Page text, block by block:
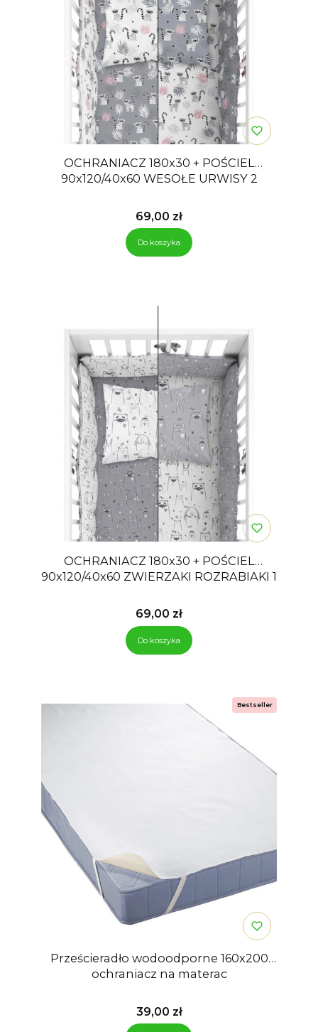
OCHRANIACZ 180x30 + POŚCIEL
90x120/40x60 WESOŁE URWISY 2
Cena
69,00 zł
Do koszyka
OCHRANIACZ 180x30 + POŚCIEL
90x120/40x60 ZWIERZAKI ROZRABIAKI 1
Cena
69,00 zł
Do koszyka
Bestseller
Prześcieradło wodoodporne 160x200
ochraniacz na materac
Cena
39,00 zł